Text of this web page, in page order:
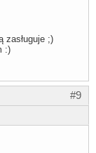
zasługuje ;)
:)
#9